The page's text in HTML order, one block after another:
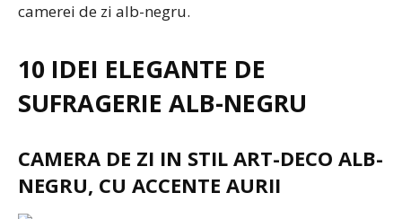
camerei de zi alb-negru.
10 IDEI ELEGANTE DE
SUFRAGERIE ALB-NEGRU
CAMERA DE ZI IN STIL ART-DECO ALB-
NEGRU, CU ACCENTE AURII